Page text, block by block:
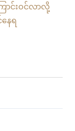
ာင်းဝင်လာလို့
ေရ